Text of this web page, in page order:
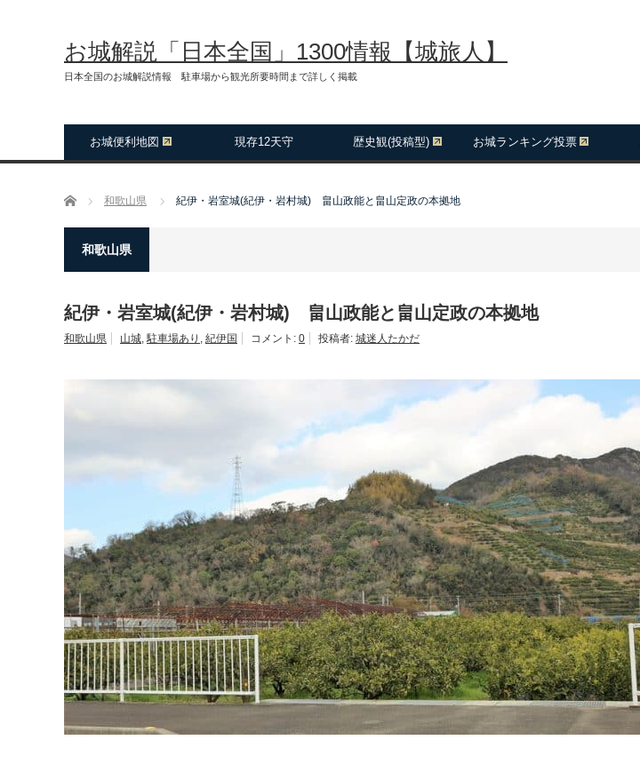
お城解説「日本全国」1300情報【城旅人】
日本全国のお城解説情報 駐車場から観光所要時間まで詳しく掲載
お城便利地図 現存12天守 歴史観(投稿型) お城ランキング投票
ホーム 和歌山県 紀伊・岩室城(紀伊・岩村城) 畠山政能と畠山定政の本拠地
和歌山県
紀伊・岩室城(紀伊・岩村城) 畠山政能と畠山定政の本拠地
和歌山県 山城,駐車場あり , 紀伊国 コメント: 0 投稿者: 城迷人たかだ